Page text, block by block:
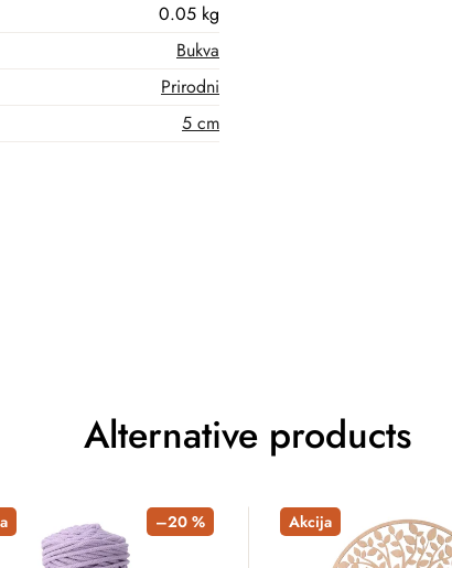
0.05 kg
Bukva
Prirodni
5 cm
Alternative products
–20 % Akcija